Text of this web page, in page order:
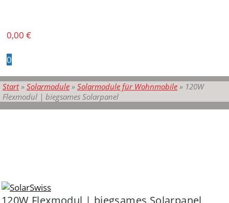
0,00€
0
Start» Solarmodule » Solarmodule für Wohnmobile » 120W
Flexmodul | biegsames Solarpanel
120W Flexmodul | biegsames Solarpanel